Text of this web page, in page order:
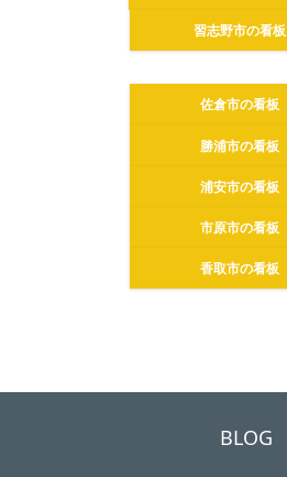
習志野市の看板
佐倉市の看板
勝浦市の看板
浦安市の看板
市原市の看板
香取市の看板
BLOG